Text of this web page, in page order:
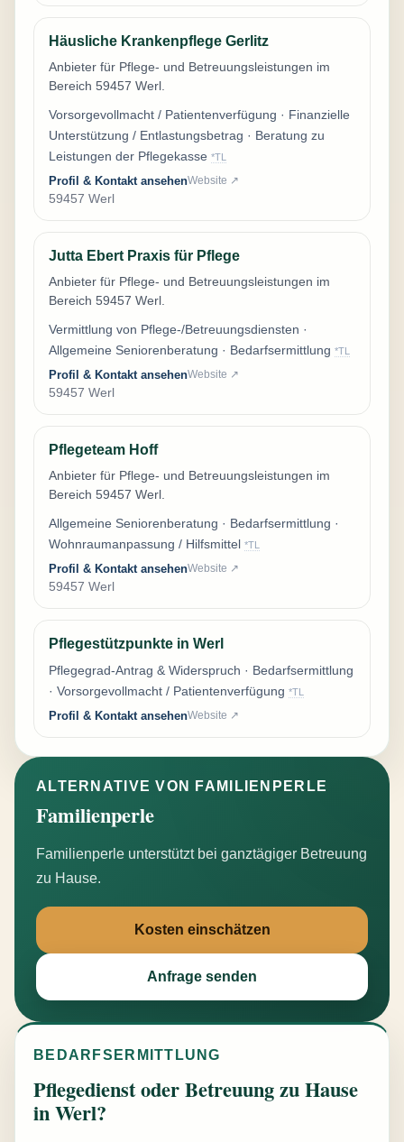
Häusliche Krankenpflege Gerlitz
Anbieter für Pflege- und Betreuungsleistungen im
Bereich 59457 Werl.
Vorsorgevollmacht / Patientenverfügung · Finanzielle
Unterstützung / Entlastungsbetrag · Beratung zu
Leistungen der Pflegekasse *TL
Profil & Kontakt ansehenWebsite ↗
59457 Werl
Jutta Ebert Praxis für Pflege
Anbieter für Pflege- und Betreuungsleistungen im
Bereich 59457 Werl.
Vermittlung von Pflege-/Betreuungsdiensten ·
Allgemeine Seniorenberatung · Bedarfsermittlung *TL
Profil & Kontakt ansehenWebsite ↗
59457 Werl
Pflegeteam Hoff
Anbieter für Pflege- und Betreuungsleistungen im
Bereich 59457 Werl.
Allgemeine Seniorenberatung · Bedarfsermittlung ·
Wohnraumanpassung / Hilfsmittel *TL
Profil & Kontakt ansehenWebsite ↗
59457 Werl
Pflegestützpunkte in Werl
Pflegegrad-Antrag & Widerspruch · Bedarfsermittlung
· Vorsorgevollmacht / Patientenverfügung *TL
Profil & Kontakt ansehenWebsite ↗
ALTERNATIVE VON FAMILIENPERLE
Familienperle
Familienperle unterstützt bei ganztägiger Betreuung
zu Hause.
Kosten einschätzen
Anfrage senden
BEDARFSERMITTLUNG
Pflegedienst oder Betreuung zu Hause
in Werl?